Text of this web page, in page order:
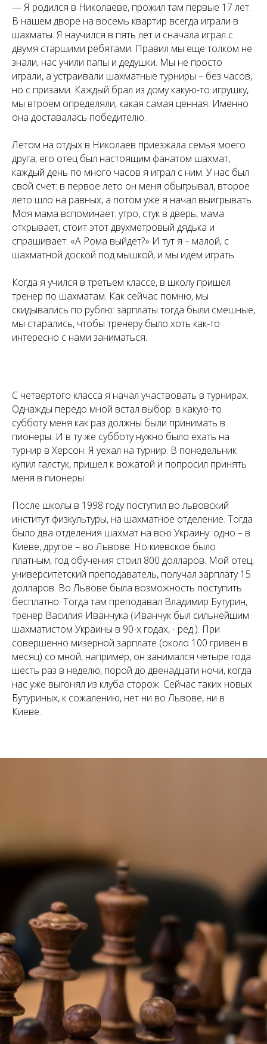
— Я родился в Николаеве, прожил там первые 17 лет.
В нашем дворе на восемь квартир всегда играли в
шахматы. Я научился в пять лет и сначала играл с
двумя старшими ребятами. Правил мы еще толком не
знали, нас учили папы и дедушки. Мы не просто
играли, а устраивали шахматные турниры – без часов,
но с призами. Каждый брал из дому какую-то игрушку,
мы втроем определяли, какая самая ценная. Именно
она доставалась победителю.
Летом на отдых в Николаев приезжала семья моего
друга, его отец был настоящим фанатом шахмат,
каждый день по много часов я играл с ним. У нас был
свой счет: в первое лето он меня обыгрывал, второе
лето шло на равных, а потом уже я начал выигрывать.
Моя мама вспоминает: утро, стук в дверь, мама
открывает, стоит этот двухметровый дядька и
спрашивает: «А Рома выйдет?» И тут я – малой, с
шахматной доской под мышкой, и мы идем играть.
Когда я учился в третьем классе, в школу пришел
тренер по шахматам. Как сейчас помню, мы
скидывались по рублю: зарплаты тогда были смешные,
мы старались, чтобы тренеру было хоть как-то
интересно с нами заниматься.
С четвертого класса я начал участвовать в турнирах.
Однажды передо мной встал выбор: в какую-то
субботу меня как раз должны были принимать в
пионеры. И в ту же субботу нужно было ехать на
турнир в Херсон. Я уехал на турнир. В понедельник
купил галстук, пришел к вожатой и попросил принять
меня в пионеры.
После школы в 1998 году поступил во львовский
институт физкультуры, на шахматное отделение. Тогда
было два отделения шахмат на всю Украину: одно – в
Киеве, другое – во Львове. Но киевское было
платным, год обучения стоил 800 долларов. Мой отец,
университетский преподаватель, получал зарплату 15
долларов. Во Львове была возможность поступить
бесплатно. Тогда там преподавал Владимир Бутурин,
тренер Василия Иванчука (Иванчук был сильнейшим
шахматистом Украины в 90-х годах, - ред.). При
совершенно мизерной зарплате (около 100 гривен в
месяц) со мной, например, он занимался четыре года
шесть раз в неделю, порой до двенадцати ночи, когда
нас уже выгонял из клуба сторож. Сейчас таких новых
Бутуриных, к сожалению, нет ни во Львове, ни в
Киеве.